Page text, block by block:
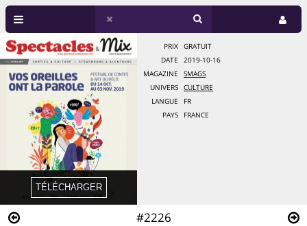
#2226
PRIX
GRATUIT
DATE
2019-10-16
MAGAZINE
SMAGS
UNIVERS
CULTURE
LANGUE
FR
PAYS
FRANCE